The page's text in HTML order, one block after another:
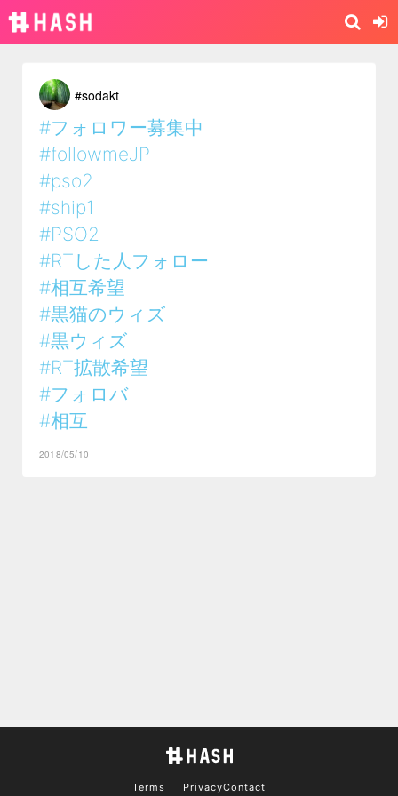
#sodakt
#フォロワー募集中
#followmeJP
#pso2
#ship1
#PSO2
#RTした人フォロー
#相互希望
#黒猫のウィズ
#黒ウィズ
#RT拡散希望
#フォロバ
#相互
2018/05/10
Terms PrivacyContact